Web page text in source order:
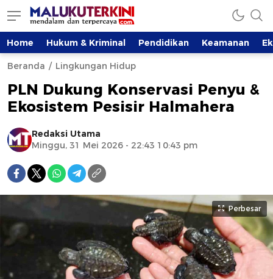
Home Hukum & Kriminal Pendidikan Keamanan
Beranda Lingkungan Hidup
PLN Dukung Konservasi Penyu &
Ekosistem Pesisir Halmahera
Redaksi Utama
Minggu, 31 Mei 2026 - 22:43 10:43 pm
Perbesar